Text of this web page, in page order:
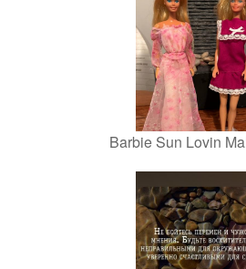
Barbie Sun Lovin